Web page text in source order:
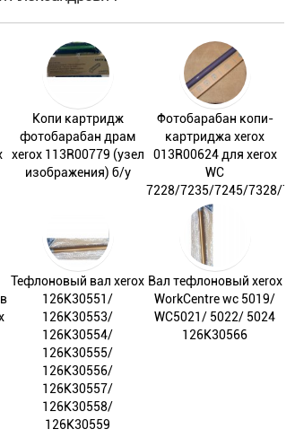
Копи картридж
фотобарабан драм
xerox 113R00779 (узел
изображения) б/у
Фотобарабан копи-
картриджа xerox
013R00624 для xerox
WC
7228/7235/7245/7328/
Тефлоновый вал xerox
126K30551/
126K30553/
126K30554/
126K30555/
126K30556/
126K30557/
126K30558/
126K30559
Вал тефлоновый xerox
WorkCentre wc 5019/
WC5021/ 5022/ 5024
126K30566